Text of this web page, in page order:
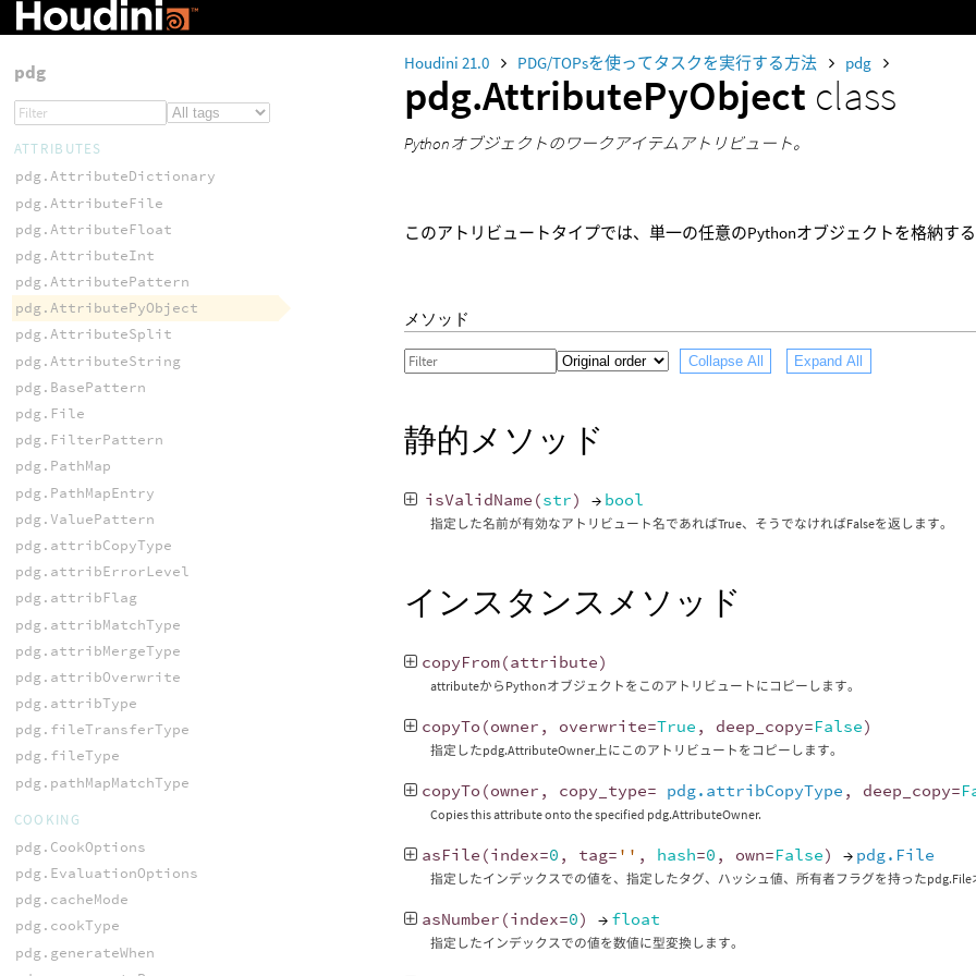
Houdini 21.0 PDG/TOPsを使ってタスクを実行する方法 pdg
pdg.AttributePyObject class
Pythonオブジェクトのワークアイテムアトリビュート。
このアトリビュートタイプでは、単一の任意のPythonオブジェクトを格納する
メソッド
Collapse All Expand All
静的メソッド
isValidName (str) → bool
指定した名前が有効なアトリビュート名であればTrue、そうでなければFalseを返します。
インスタンスメソッド
copyFrom(attribute)
attributeからPythonオブジェクトをこのアトリビュートにコピーします。
copyTo (owner , overwrite=True , deep_copy=False)
指定したpdg.AttributeOwner上にこのアトリビュートをコピーします。
copyTo (owner , copy_type= pdg.attribCopyType , deep_copy=
Copies this attribute onto the specified pdg.AttributeOwner.
asFile (index=0 , tag= '' , hash=0 , own=False) → pdg.File
指定したインデックスでの値を、指定したタグ、ハッシュ値、所有者フラグを持ったpdg.File
asNumber (index=0) → float
指定したインデックスでの値を数値に型変換します。
pdg
ATTRIBUTES
pdg.AttributeDictionary
pdg.AttributeFile
pdg.AttributeFloat
pdg.AttributeInt
pdg.AttributePattern
pdg.AttributePyObject
pdg.AttributeSplit
pdg.AttributeString
pdg.BasePattern
pdg.File
pdg.FilterPattern
pdg.PathMap
pdg.PathMapEntry
pdg.ValuePattern
pdg.attribCopyType
pdg.attribErrorLevel
pdg.attribFlag
pdg.attribMatchType
pdg.attribMergeType
pdg.attribOverwrite
pdg.attribType
pdg.fileTransferType
pdg.fileType
pdg.pathMapMatchType
COOKING
pdg.CookOptions
pdg.EvaluationOptions
pdg.cacheMode
pdg.cookType
pdg.generateWhen